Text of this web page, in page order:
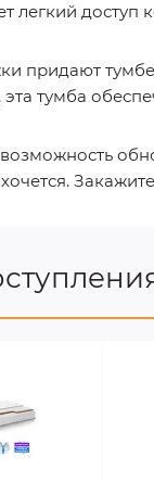
легкий
придают тумбе
эта тумба